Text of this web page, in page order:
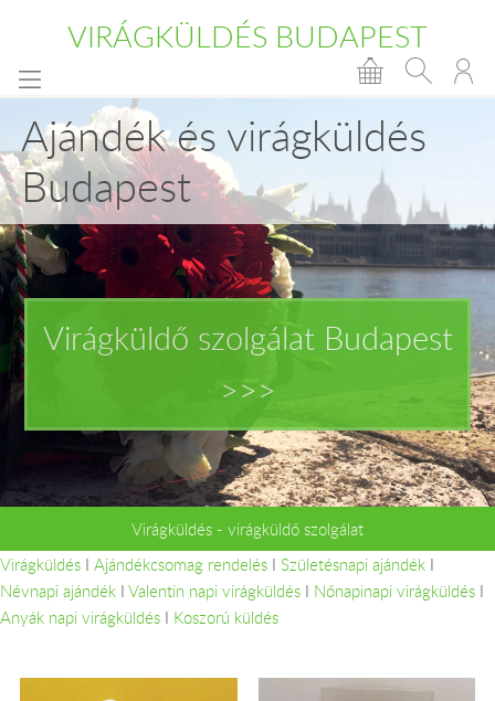
VIRÁGKÜLDÉS BUDAPEST
Ajándék és virágküldés
Budapest
Virágküldő szolgálat Budapest
>>>
Virágküldés - virágküldő szolgálat
Virágküldés I Ajándékcsomag rendelés I Születésnapi ajándék I
Névnapi ajándék I Valentin napi virágküldés I Nőnapinapi virágküldés I
Anyák napi virágküldés I Koszorú küldés